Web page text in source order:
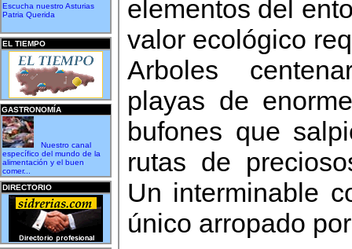
Escucha nuestro Asturias
Patria Querida
EL TIEMPO
GASTRONOMÍA
Nuestro canal
específico del mundo de la
alimentación y el buen
comer...
DIRECTORIO
elementos del
valor ecológico
Arboles
playas de
bufones que
rutas de
Un interminable
único arropado